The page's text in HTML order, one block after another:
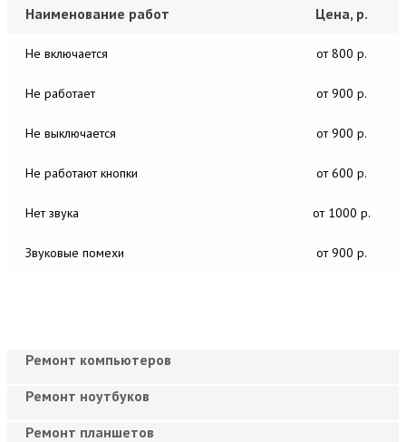
Наименование работ Цена, р.
Не включается от 800 р.
Не работает от 900 р.
Не выключается от 900 р.
Не работают кнопки от 600 р.
Нет звука от 1000 р.
Звуковые помехи от 900 р.
Ремонт компьютеров
Ремонт ноутбуков
Ремонт планшетов